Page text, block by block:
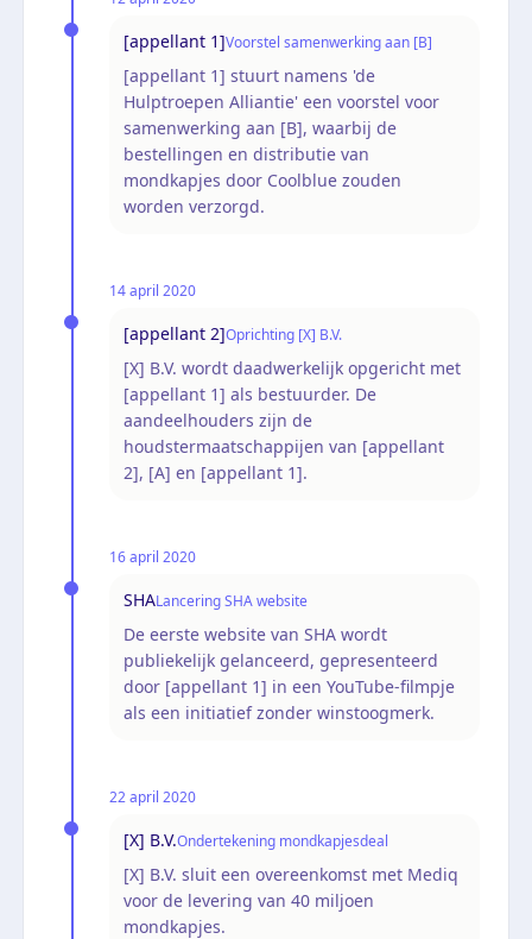
[appellant 1]Voorstel samenwerking aan [B]
[appellant 1] stuurt namens 'de
Hulptroepen Alliantie' een voorstel voor
samenwerking aan [B], waarbij de
bestellingen en distributie van
mondkapjes door Coolblue zouden
worden verzorgd.
14 april 2020
[appellant 2]Oprichting [X] B.V.
[X] B.V. wordt daadwerkelijk opgericht met
[appellant 1] als bestuurder. De
aandeelhouders zijn de
houdstermaatschappijen van [appellant
2], [A] en [appellant 1].
16 april 2020
SHALancering SHA website
De eerste website van SHA wordt
publiekelijk gelanceerd, gepresenteerd
door [appellant 1] in een YouTube-filmpje
als een initiatief zonder winstoogmerk.
22 april 2020
[X] B.V.Ondertekening mondkapjesdeal
[X] B.V. sluit een overeenkomst met Mediq
voor de levering van 40 miljoen
mondkapjes.